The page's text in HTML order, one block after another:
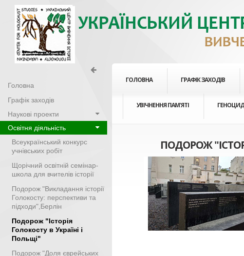
ГОЛОВНА ГРАФІК ЗАХОДІВ
УВІЧНЕННЯ ПАМ'ЯТІ
Головна
Графік заходів
Наукові проекти
Освітня діяльність
Всеукраїнський конкурс
учнівських робіт
Щорічний освітній семінар-
школа для вчителів історії
Подорож "Викладання історії
Голокосту: перспективи та
підходи",Берлін
Подорож "Історія
Голокосту в Україні і
Польщі"
Подорож "Доля єврейських
ПОДОРОЖ